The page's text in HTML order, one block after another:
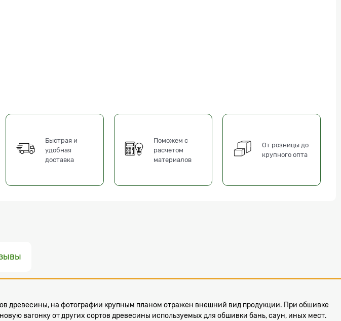
Быстрая и
удобная
доставка
Поможем с
расчетом
материалов
От розницы до
крупного опта
древесины, на фотографии крупным планом отражен внешний вид продукции. При обшивке
вагонку от других сортов древесины используемых для обшивки бань, саун, иных мест.